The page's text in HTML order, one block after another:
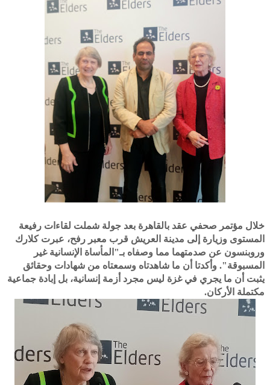
خلال مؤتمر صحفي عقد بالقاهرة بعد جولة شملت لقاءات رفيعة
المستوى وزيارة إلى مدينة العريش قرب معبر رفح، عبرت كلارك
وروبنسون عن صدمتهما مما وصفاه بـ"المأساة الإنسانية غير
المسبوقة". وأكدتا أن ما شاهدتاه وسمعتاه من شهادات وحقائق
يثبت أن ما يجري في غزة ليس مجرد أزمة إنسانية، بل إبادة جماعية
مكتملة الأركان.